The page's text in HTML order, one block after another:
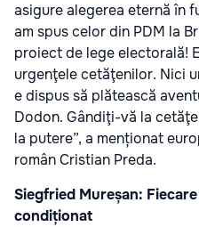
asigure alegerea eternă în
am spus celor din PDM la
proiect de lege electorală!
urgenţele cetăţenilor. Nici
e dispus să plătească
Dodon. Gândiţi-vă la
la putere”, a menționat
român Cristian Preda.
Siegfried Mureșan:
condiționat